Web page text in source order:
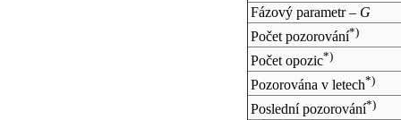
Fázový parametr – G
Počet pozorování*)
Počet opozic*)
Pozorována v letech*)
Poslední pozorování*)